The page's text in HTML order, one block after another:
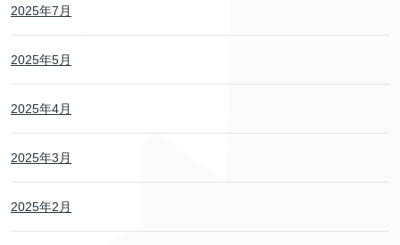
2025年7月
2025年5月
2025年4月
2025年3月
2025年2月